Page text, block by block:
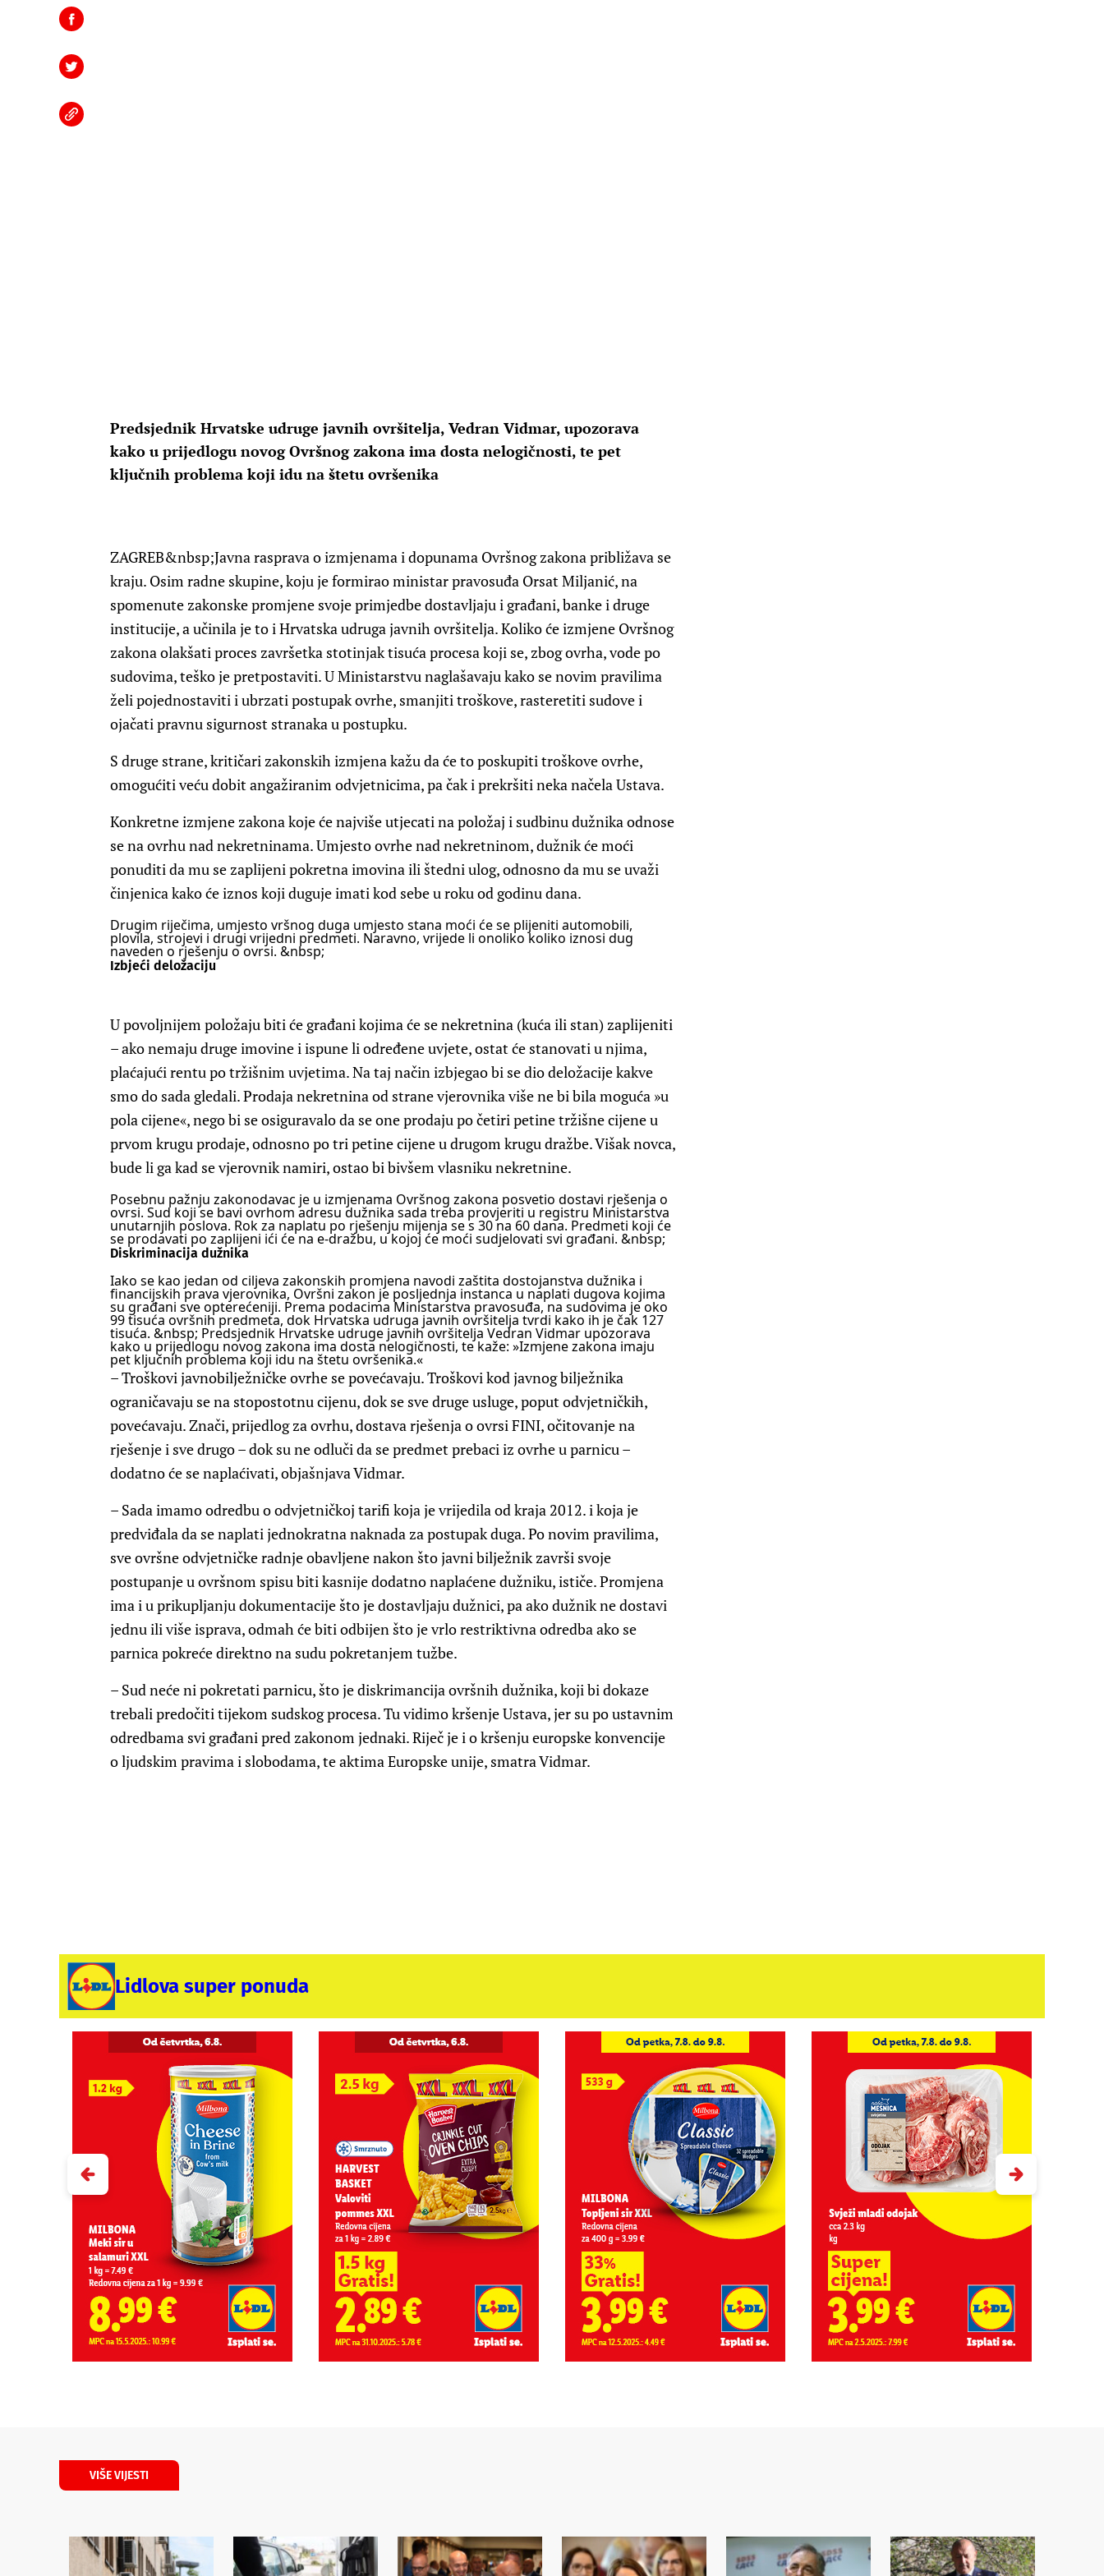
Predsjednik Hrvatske udruge javnih ovršitelja, Vedran Vidmar, upozorava
kako u prijedlogu novog Ovršnog zakona ima dosta nelogičnosti, te pet
ključnih problema koji idu na štetu ovršenika
ZAGREB&nbsp;Javna rasprava o izmjenama i dopunama Ovršnog zakona približava se
kraju. Osim radne skupine, koju je formirao ministar pravosuđa Orsat Miljanić, na
spomenute zakonske promjene svoje primjedbe dostavljaju i građani, banke i druge
institucije, a učinila je to i Hrvatska udruga javnih ovršitelja. Koliko će izmjene Ovršnog
zakona olakšati proces završetka stotinjak tisuća procesa koji se, zbog ovrha, vode po
sudovima, teško je pretpostaviti. U Ministarstvu naglašavaju kako se novim pravilima
želi pojednostaviti i ubrzati postupak ovrhe, smanjiti troškove, rasteretiti sudove i
ojačati pravnu sigurnost stranaka u postupku.
S druge strane, kritičari zakonskih izmjena kažu da će to poskupiti troškove ovrhe,
omogućiti veću dobit angažiranim odvjetnicima, pa čak i prekršiti neka načela Ustava.
Konkretne izmjene zakona koje će najviše utjecati na položaj i sudbinu dužnika odnose
se na ovrhu nad nekretninama. Umjesto ovrhe nad nekretninom, dužnik će moći
ponuditi da mu se zaplijeni pokretna imovina ili štedni ulog, odnosno da mu se uvaži
činjenica kako će iznos koji duguje imati kod sebe u roku od godinu dana.
Drugim riječima, umjesto vršnog duga umjesto stana moći će se plijeniti automobili,
plovila, strojevi i drugi vrijedni predmeti. Naravno, vrijede li onoliko koliko iznosi dug
naveden o rješenju o ovrsi. &nbsp;
Izbjeći deložaciju
U povoljnijem položaju biti će građani kojima će se nekretnina (kuća ili stan) zaplijeniti
– ako nemaju druge imovine i ispune li određene uvjete, ostat će stanovati u njima,
plaćajući rentu po tržišnim uvjetima. Na taj način izbjegao bi se dio deložacije kakve
smo do sada gledali. Prodaja nekretnina od strane vjerovnika više ne bi bila moguća »u
pola cijene«, nego bi se osiguravalo da se one prodaju po četiri petine tržišne cijene u
prvom krugu prodaje, odnosno po tri petine cijene u drugom krugu dražbe. Višak novca,
bude li ga kad se vjerovnik namiri, ostao bi bivšem vlasniku nekretnine.
Posebnu pažnju zakonodavac je u izmjenama Ovršnog zakona posvetio dostavi rješenja o
ovrsi. Sud koji se bavi ovrhom adresu dužnika sada treba provjeriti u registru Ministarstva
unutarnjih poslova. Rok za naplatu po rješenju mijenja se s 30 na 60 dana. Predmeti koji će
se prodavati po zaplijeni ići će na e-dražbu, u kojoj će moći sudjelovati svi građani. &nbsp;
Diskriminacija dužnika
Iako se kao jedan od ciljeva zakonskih promjena navodi zaštita dostojanstva dužnika i
financijskih prava vjerovnika, Ovršni zakon je posljednja instanca u naplati dugova kojima
su građani sve opterećeniji. Prema podacima Ministarstva pravosuđa, na sudovima je oko
99 tisuća ovršnih predmeta, dok Hrvatska udruga javnih ovršitelja tvrdi kako ih je čak 127
tisuća. &nbsp; Predsjednik Hrvatske udruge javnih ovršitelja Vedran Vidmar upozorava
kako u prijedlogu novog zakona ima dosta nelogičnosti, te kaže: »Izmjene zakona imaju
pet ključnih problema koji idu na štetu ovršenika.«
– Troškovi javnobilježničke ovrhe se povećavaju. Troškovi kod javnog bilježnika
ograničavaju se na stopostotnu cijenu, dok se sve druge usluge, poput odvjetničkih,
povećavaju. Znači, prijedlog za ovrhu, dostava rješenja o ovrsi FINI, očitovanje na
rješenje i sve drugo – dok su ne odluči da se predmet prebaci iz ovrhe u parnicu –
dodatno će se naplaćivati, objašnjava Vidmar.
– Sada imamo odredbu o odvjetničkoj tarifi koja je vrijedila od kraja 2012. i koja je
predviđala da se naplati jednokratna naknada za postupak duga. Po novim pravilima,
sve ovršne odvjetničke radnje obavljene nakon što javni bilježnik završi svoje
postupanje u ovršnom spisu biti kasnije dodatno naplaćene dužniku, ističe. Promjena
ima i u prikupljanju dokumentacije što je dostavljaju dužnici, pa ako dužnik ne dostavi
jednu ili više isprava, odmah će biti odbijen što je vrlo restriktivna odredba ako se
parnica pokreće direktno na sudu pokretanjem tužbe.
– Sud neće ni pokretati parnicu, što je diskrimancija ovršnih dužnika, koji bi dokaze
trebali predočiti tijekom sudskog procesa. Tu vidimo kršenje Ustava, jer su po ustavnim
odredbama svi građani pred zakonom jednaki. Riječ je i o kršenju europske konvencije
o ljudskim pravima i slobodama, te aktima Europske unije, smatra Vidmar.
Lidlova super ponuda
VIŠE VIJESTI